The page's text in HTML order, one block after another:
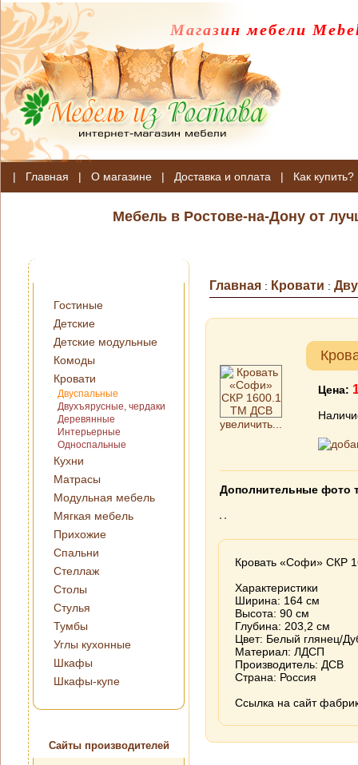
Магазин мебели
| Главная | О магазине | Доставка и оплата | Как купить?
Мебель в Ростове-на-Дону от
Гостиные
Детские
Детские модульные
Комоды
Кровати
Двуспальные
Двухъярусные, чердаки
Деревянные
Интерьерные
Односпальные
Кухни
Матрасы
Модульная мебель
Мягкая мебель
Прихожие
Спальни
Стеллаж
Столы
Стулья
Тумбы
Углы кухонные
Шкафы
Шкафы-купе
Сайты производителей
Главная : Кровати :
увеличить...
Цена:
Дополнительные фото
Кровать «Софи» СКР
Характеристики
Ширина: 164 см
Высота: 90 см
Глубина: 203,2 см
Цвет: Белый глянец/
Материал: ЛДСП
Производитель: ДСВ
Страна: Россия
Ссылка на сайт